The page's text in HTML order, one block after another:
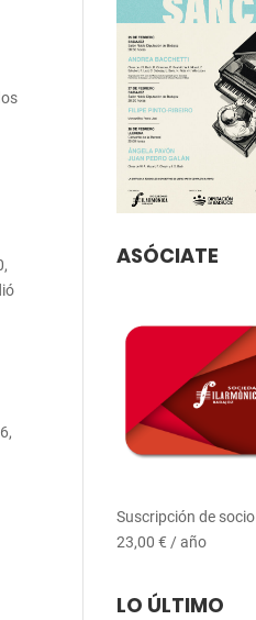
ASÓCIATE
Suscripción de socio
23,00€ / año
LO ÚLTIMO